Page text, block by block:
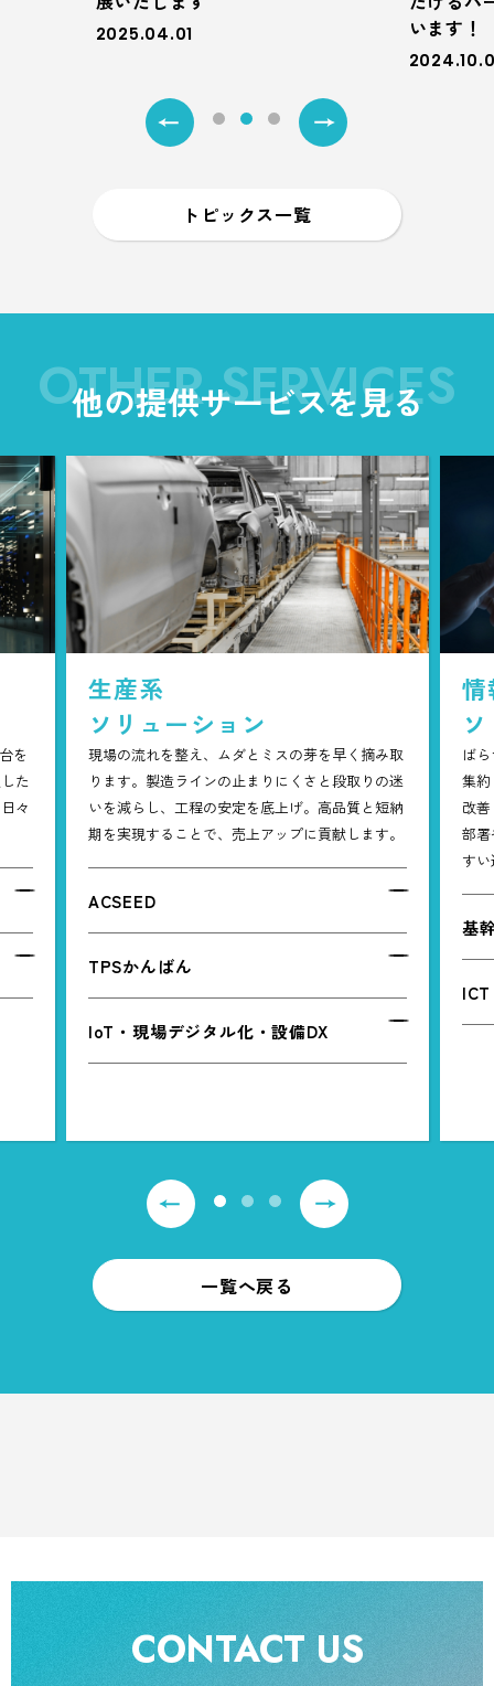
2025.04.01
います！
トピックス一覧
OTHER SERVICES
他の提供サービスを見る
を
た
々
生産系
ソリューション
現場の流れを整え、ムダとミスの芽を早く摘み取
ります。製造ラインの止まりにくさと段取りの迷
いを減らし、工程の安定を底上げ。高品質と短納
期を実現することで、売上アップに貢献します。
ACSEED
TPSかんばん
IoT・現場デジタル化・設備DX
ば
集
改
部
す
基
一覧へ戻る
CONTACT US